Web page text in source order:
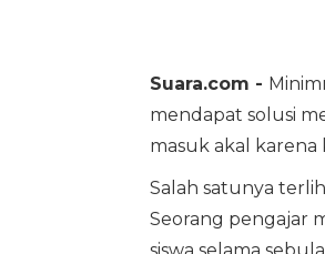
Suara.com -
mendapat solusi
masuk akal karena
Salah satunya
Seorang pengajar
siswa selama